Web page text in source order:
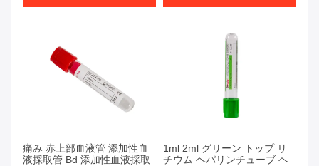
痛み 赤上部血液管 添加性血
液採取管 Bd 添加性血液採取
1ml 2ml グリーン トップ リ
チウム ヘパリンチューブ ヘ